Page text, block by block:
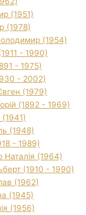
(1951)
(1978)
(1954)
- 1990)
- 1975)
- 2002)
(1979)
(1892 - 1969)
(1948)
- 1989)
Наталія (1964)
(1910 - 1990)
(1962)
(1945)
(1956)